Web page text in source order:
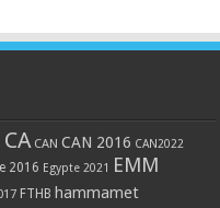
CA CAN CAN 2016 CAN2022
2016 Egypte 2021 EMM
FTHB hammamet